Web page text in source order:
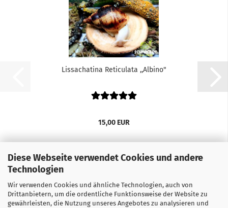
Diese Webseite verwendet Cookies und andere
Technologien
Wir verwenden Cookies und ähnliche Technologien, auch von
Drittanbietern, um die ordentliche Funktionsweise der Website zu
gewährleisten, die Nutzung unseres Angebotes zu analysieren und
Lissachatina Reticulata ,,Albino"
15,00 EUR